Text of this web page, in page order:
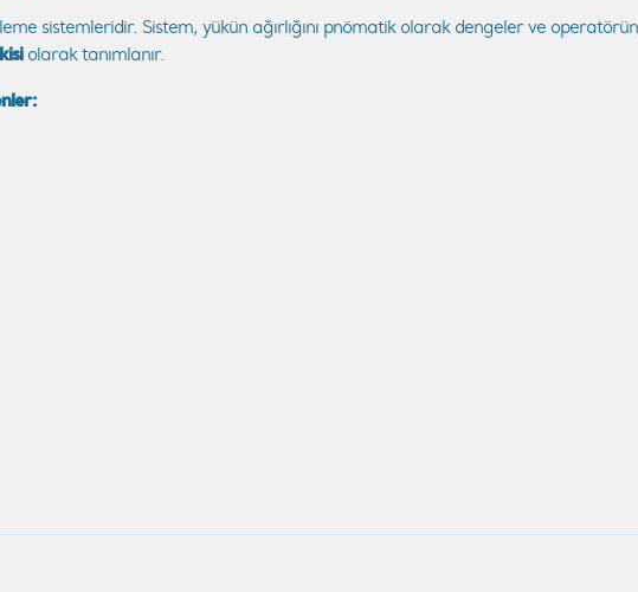
sistemleridir. Sistem, yükün ağırlığını pnömatik olarak dengeler ve
olarak tanımlanır.